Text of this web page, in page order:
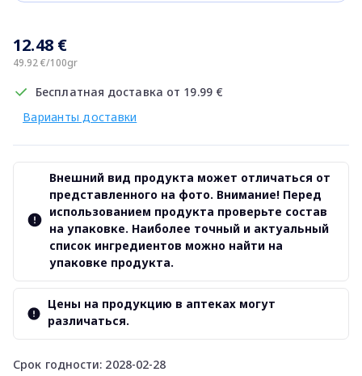
12.48 €
49.92 €/100gr
Бесплатная доставка от 19.99 €
Варианты доставки
Срок годности: 2028-02-28
Внешний вид продукта может отличаться от
представленного на фото. Внимание! Перед
использованием продукта проверьте состав
на упаковке. Наиболее точный и актуальный
список ингредиентов можно найти на
упаковке продукта.
Цены на продукцию в аптеках могут
различаться.